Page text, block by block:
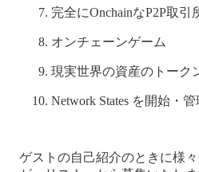
完全にOnchainなP2P取引
オンチェーンゲーム
現実世界の資産のトーク
Network States を開始・
ゲストの自己紹介のときに様